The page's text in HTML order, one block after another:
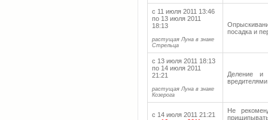
с 11 июля 2011 13:46
по 13 июля 2011
18:13
растущая Луна в знаке
Стрельца
посадка и
с 13 июля 2011 18:13
по 14 июля 2011
21:21
растущая Луна в знаке
Козерога
Деление и
с 14 июля 2011 21:21
Не